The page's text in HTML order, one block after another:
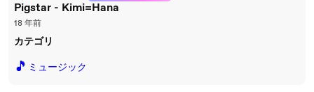
Pigstar - Kimi=Hana
18 年前
カテゴリ
🎵 ミュージック